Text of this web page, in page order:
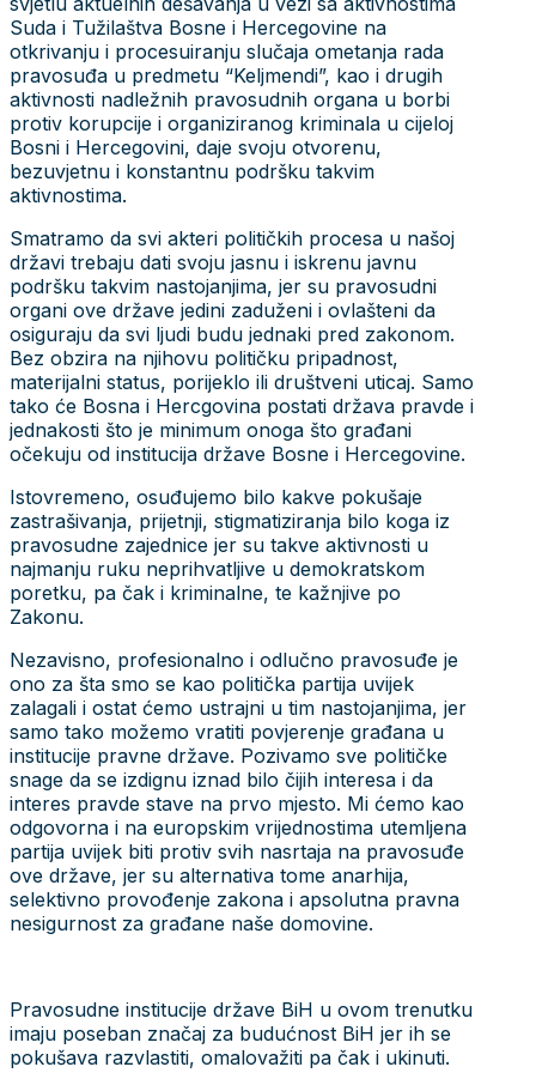
Suda i Tužilaštva Bosne i Hercegovine na
otkrivanju i procesuiranju slučaja ometanja rada
pravosuđa u predmetu “Keljmendi”, kao i drugih
aktivnosti nadležnih pravosudnih organa u borbi
protiv korupcije i organiziranog kriminala u cijeloj
Bosni i Hercegovini, daje svoju otvorenu,
bezuvjetnu i konstantnu podršku takvim
aktivnostima.
Smatramo da svi akteri političkih procesa u našoj
državi trebaju dati svoju jasnu i iskrenu javnu
podršku takvim nastojanjima, jer su pravosudni
organi ove države jedini zaduženi i ovlašteni da
osiguraju da svi ljudi budu jednaki pred zakonom.
Bez obzira na njihovu političku pripadnost,
materijalni status, porijeklo ili društveni uticaj. Samo
tako će Bosna i Hercgovina postati država pravde i
jednakosti što je minimum onoga što građani
očekuju od institucija države Bosne i Hercegovine.
Istovremeno, osuđujemo bilo kakve pokušaje
zastrašivanja, prijetnji, stigmatiziranja bilo koga iz
pravosudne zajednice jer su takve aktivnosti u
najmanju ruku neprihvatljive u demokratskom
poretku, pa čak i kriminalne, te kažnjive po
Zakonu.
Nezavisno, profesionalno i odlučno pravosuđe je
ono za šta smo se kao politička partija uvijek
zalagali i ostat ćemo ustrajni u tim nastojanjima, jer
samo tako možemo vratiti povjerenje građana u
institucije pravne države. Pozivamo sve političke
snage da se izdignu iznad bilo čijih interesa i da
interes pravde stave na prvo mjesto. Mi ćemo kao
odgovorna i na europskim vrijednostima utemljena
partija uvijek biti protiv svih nasrtaja na pravosuđe
ove države, jer su alternativa tome anarhija,
selektivno provođenje zakona i apsolutna pravna
nesigurnost za građane naše domovine.
Pravosudne institucije države BiH u ovom trenutku
imaju poseban značaj za budućnost BiH jer ih se
pokušava razvlastiti, omalovažiti pa čak i ukinuti.